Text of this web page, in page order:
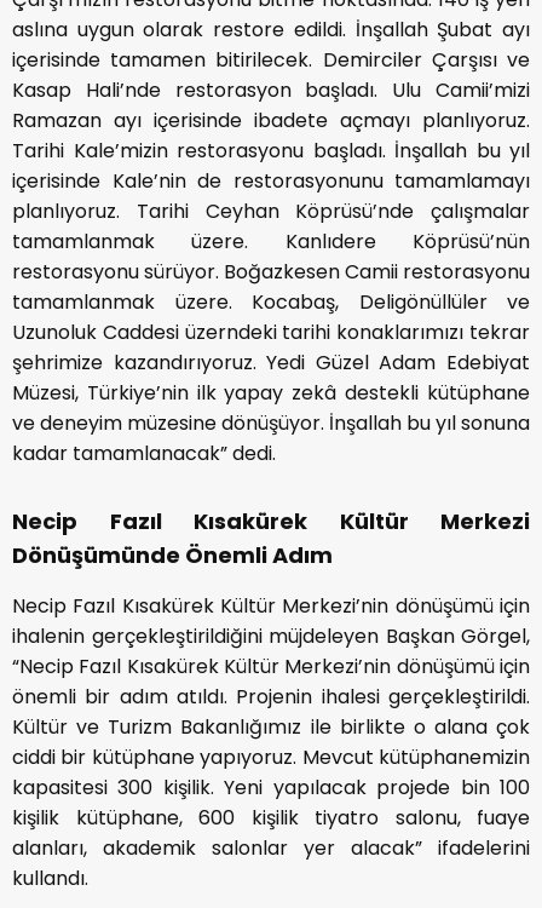
aslına uygun olarak restore edildi. İnşallah Şubat ayı
içerisinde tamamen bitirilecek. Demirciler Çarşısı ve
Kasap Hali’nde restorasyon başladı. Ulu Camii’mizi
Ramazan ayı içerisinde ibadete açmayı planlıyoruz.
Tarihi Kale’mizin restorasyonu başladı. İnşallah bu yıl
içerisinde Kale’nin de restorasyonunu tamamlamayı
planlıyoruz. Tarihi Ceyhan Köprüsü’nde çalışmalar
tamamlanmak üzere. Kanlıdere Köprüsü’nün
restorasyonu sürüyor. Boğazkesen Camii restorasyonu
tamamlanmak üzere. Kocabaş, Deligönüllüler ve
Uzunoluk Caddesi üzerndeki tarihi konaklarımızı tekrar
şehrimize kazandırıyoruz. Yedi Güzel Adam Edebiyat
Müzesi, Türkiye’nin ilk yapay zekâ destekli kütüphane
ve deneyim müzesine dönüşüyor. İnşallah bu yıl sonuna
kadar tamamlanacak” dedi.
Necip Fazıl Kısakürek Kültür Merkezi
Dönüşümünde Önemli Adım
Necip Fazıl Kısakürek Kültür Merkezi’nin dönüşümü için
ihalenin gerçekleştirildiğini müjdeleyen Başkan Görgel,
“Necip Fazıl Kısakürek Kültür Merkezi’nin dönüşümü için
önemli bir adım atıldı. Projenin ihalesi gerçekleştirildi.
Kültür ve Turizm Bakanlığımız ile birlikte o alana çok
ciddi bir kütüphane yapıyoruz. Mevcut kütüphanemizin
kapasitesi 300 kişilik. Yeni yapılacak projede bin 100
kişilik kütüphane, 600 kişilik tiyatro salonu, fuaye
alanları, akademik salonlar yer alacak” ifadelerini
kullandı.